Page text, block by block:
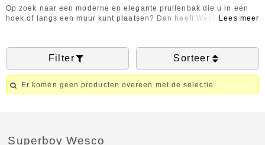
Op zoek naar een moderne en elegante prullenbak die u in een
hoek of langs een muur kunt plaatsen? Dan heeft Wesco dé
en produceren van prullenbakken. Door de jarenlange ervaring
waar Wesco over beschikt, zijn de prullenbakken van een
hoogwaardige kwaliteit en tot in detail afgewerkt. Bent u
benieuwd naar de Wesco prullenbakken waaronder de Superboy?
Neem dan snel een kijkje op deze pagina. Aan de linkerzijde van
Filter Sorteer
Er komen geen producten overeen met de selectie.
Superboy Wesco